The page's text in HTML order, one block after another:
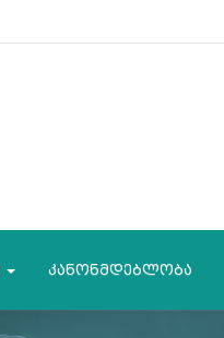
კანონმდებლობა